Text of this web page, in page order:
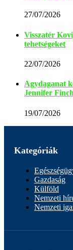
27/07/2026
Visszatér
tehetségeket
22/07/2026
Agydaganat
Jennifer
19/07/2026
Kategóriák
Gazdaság
Külföld
Nemzeti
Nemzeti